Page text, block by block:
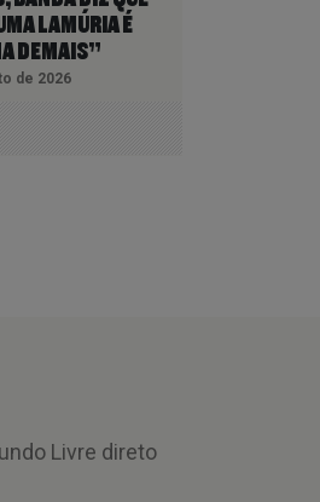
LAMÚRIA É
DEMAIS”
de 2026
Livre direto